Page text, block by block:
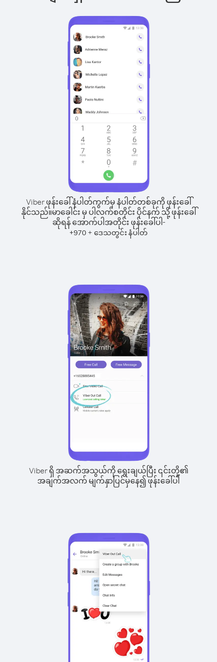
Viber ဖုန်းခေါ်နံပါတ်ကွက်မှ နံပါတ်တစ်ခုကို ဖုန်းခေါ်
နိုင်သည်။မာခေါင်း မှ ပါလက်စတိုင်း ပိုင်နက် သို့ ဖုန်းခေါ်
ဆိုရန် အောက်ပါအတိုင်း ဖုန်းခေါ်ပါ-
+970 + ဒေသတွင်း နံပါတ်
Viber ရှိ အဆက်အသွယ်ကို ရွေးချယ်ပြီး ၎င်းတို့၏
အချက်အလက် မျက်နှာပြင်မှနေ၍ ဖုန်းခေါ်ပါ